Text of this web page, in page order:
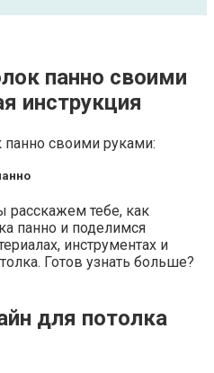
панно своими
инструкция
расскажем тебе, как
панно и поделимся
инструментах и
Готов узнать больше?
для потолка